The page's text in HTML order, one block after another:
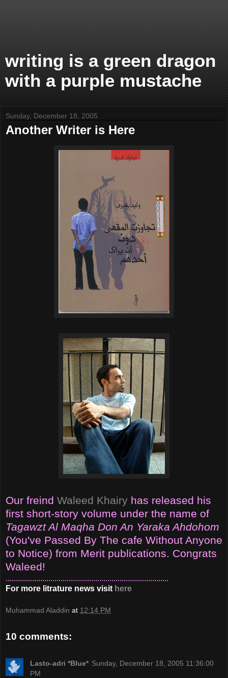
writing is a green dragon
with a purple mustache
Sunday, December 18, 2005
Another Writer is Here
Our freind Waleed Khairy has released his
first short-story volume under the name of
Tagawzt Al Maqha Don An Yaraka Ahdohom
(You've Passed By The cafe Without Anyone
to Notice) from Merit publications. Congrats
Waleed!
................................................................................
For more litrature news visit here
Muhammad Aladdin at 12:14 PM
10 comments:
Lasto-adri *Blue* Sunday, December 18, 2005 11:36:00
PM